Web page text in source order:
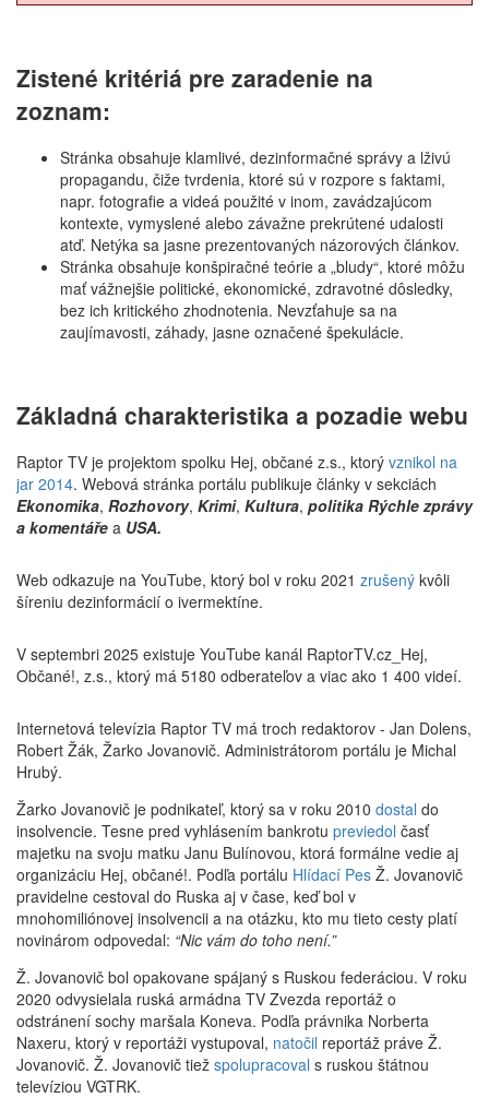
Zistené kritériá pre zaradenie na
zoznam:
Stránka obsahuje klamlivé, dezinformačné správy a lživú
propagandu, čiže tvrdenia, ktoré sú v rozpore s faktami,
napr. fotografie a videá použité v inom, zavádzajúcom
kontexte, vymyslené alebo závažne prekrútené udalosti
atď. Netýka sa jasne prezentovaných názorových článkov.
Stránka obsahuje konšpiračné teórie a „bludy“, ktoré môžu
mať vážnejšie politické, ekonomické, zdravotné dôsledky,
bez ich kritického zhodnotenia. Nevzťahuje sa na
zaujímavosti, záhady, jasne označené špekulácie.
Základná charakteristika a pozadie webu
Raptor TV je projektom spolku Hej, občané z.s., ktorý vznikol na
jar 2014. Webová stránka portálu publikuje články v sekciách
Ekonomika, Rozhovory, Krimi, Kultura, politika Rýchle zprávy
a komentáře a USA.
Web odkazuje na YouTube, ktorý bol v roku 2021 zrušený kvôli
šíreniu dezinformácií o ivermektíne.
V septembri 2025 existuje YouTube kanál RaptorTV.cz_Hej,
Občané!, z.s., ktorý má 5180 odberateľov a viac ako 1 400 videí.
Internetová televízia Raptor TV má troch redaktorov - Jan Dolens,
Robert Žák, Žarko Jovanovič. Administrátorom portálu je Michal
Hrubý.
Žarko Jovanovič je podnikateľ, ktorý sa v roku 2010 dostal do
insolvencie. Tesne pred vyhlásením bankrotu previedol časť
majetku na svoju matku Janu Bulínovou, ktorá formálne vedie aj
organizáciu Hej, občané!. Podľa portálu Hlídací Pes Ž. Jovanovič
pravidelne cestoval do Ruska aj v čase, keď bol v
mnohomiliónovej insolvencii a na otázku, kto mu tieto cesty platí
novinárom odpovedal: “Nic vám do toho není.”
Ž. Jovanovič bol opakovane spájaný s Ruskou federáciou. V roku
2020 odvysielala ruská armádna TV Zvezda reportáž o
odstránení sochy maršala Koneva. Podľa právnika Norberta
Naxeru, ktorý v reportáži vystupoval, natočil reportáž práve Ž.
Jovanovič. Ž. Jovanovič tiež spolupracoval s ruskou štátnou
televíziou VGTRK.